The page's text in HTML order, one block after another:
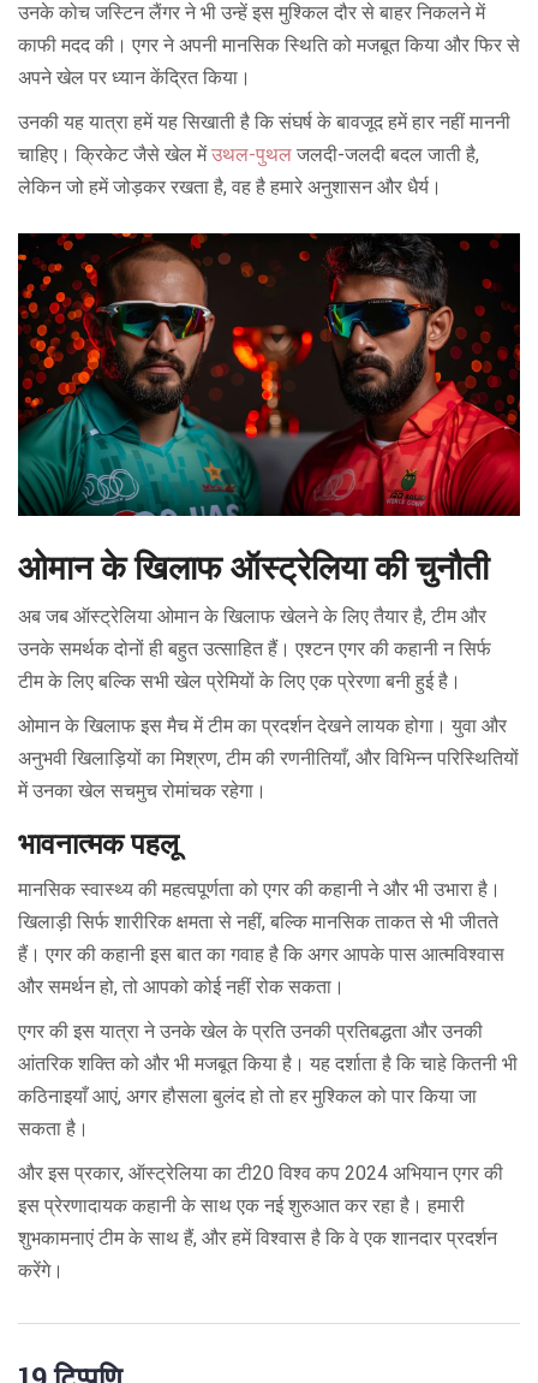
उनके कोच जस्टिन लैंगर ने भी उन्हें इस मुश्किल दौर से बाहर निकलने में
काफी मदद की। एगर ने अपनी मानसिक स्थिति को मजबूत किया और फिर से
अपने खेल पर ध्यान केंद्रित किया।
उनकी यह यात्रा हमें यह सिखाती है कि संघर्ष के बावजूद हमें हार नहीं माननी
चाहिए। क्रिकेट जैसे खेल मेंउथल-पुथल जलदी-जलदी बदल जाती है,
लेकिन जो हमें जोड़कर रखता है, वह है हमारे अनुशासन और धैर्य।
ओमान के खिलाफ ऑस्ट्रेलिया की चुनौती
अब जब ऑस्ट्रेलिया ओमान के खिलाफ खेलने के लिए तैयार है, टीम और
उनके समर्थक दोनों ही बहुत उत्साहित हैं। एश्टन एगर की कहानी न सिर्फ
टीम के लिए बल्कि सभी खेल प्रेमियों के लिए एक प्रेरणा बनी हुई है।
ओमान के खिलाफ इस मैच में टीम का प्रदर्शन देखने लायक होगा। युवा और
अनुभवी खिलाड़ियों का मिश्रण, टीम की रणनीतियाँ, और विभिन्न परिस्थितियों
में उनका खेल सचमुच रोमांचक रहेगा।
भावनात्मक पहलू
मानसिक स्वास्थ्य की महत्वपूर्णता को एगर की कहानी ने और भी उभारा है।
खिलाड़ी सिर्फ शारीरिक क्षमता से नहीं, बल्कि मानसिक ताकत से भी जीतते
हैं। एगर की कहानी इस बात का गवाह है कि अगर आपके पास आत्मविश्वास
और समर्थन हो, तो आपको कोई नहीं रोक सकता।
एगर की इस यात्रा ने उनके खेल के प्रति उनकी प्रतिबद्धता और उनकी
आंतरिक शक्ति को और भी मजबूत किया है। यह दर्शाता है कि चाहे कितनी भी
कठिनाइयाँ आएं, अगर हौसला बुलंद हो तो हर मुश्किल को पार किया जा
सकता है।
और इस प्रकार, ऑस्ट्रेलिया का टी20 विश्व कप 2024 अभियान एगर की
इस प्रेरणादायक कहानी के साथ एक नई शुरुआत कर रहा है। हमारी
शुभकामनाएं टीम के साथ हैं, और हमें विश्वास है कि वे एक शानदार प्रदर्शन
करेंगे।